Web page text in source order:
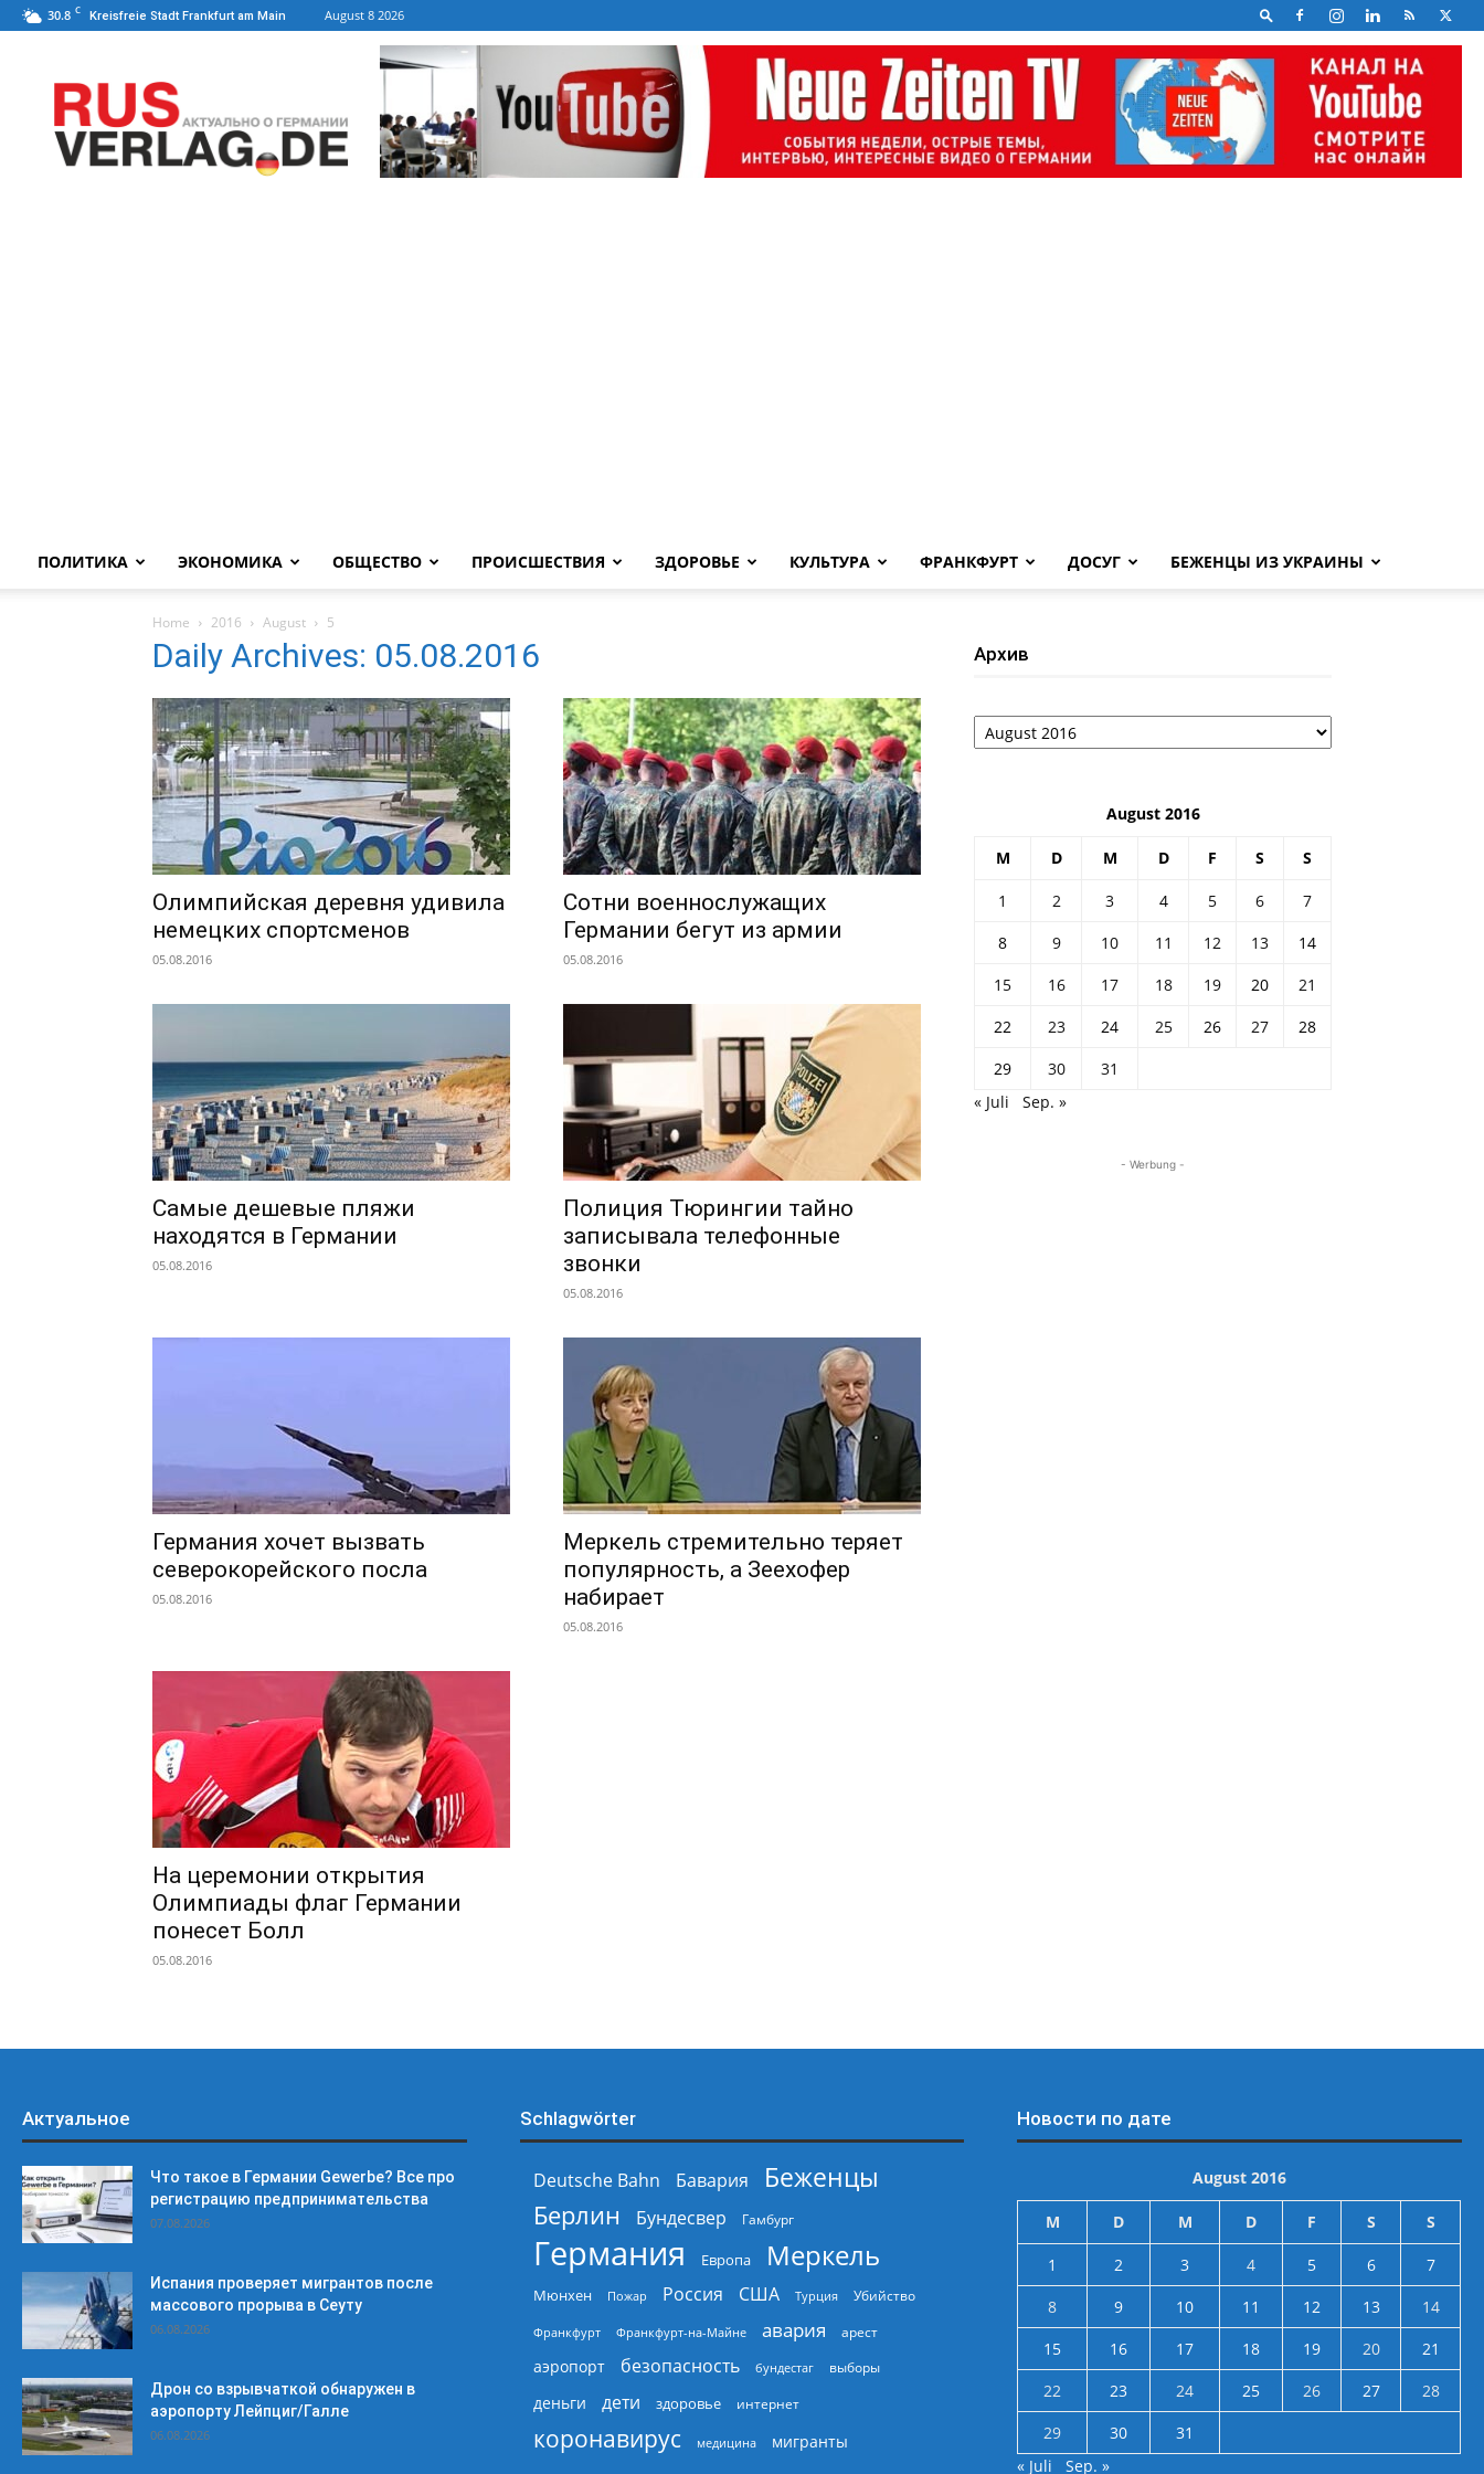
30.8 C Kreisfreie Stadt Frankfurt am Main August 8 2026
ПОЛИТИКА ЭКОНОМИКА ОБЩЕСТВО ПРОИСШЕСТВИЯ ЗДОРОВЬЕ КУЛЬТУРА ФРАНКФУРТ ДОСУГ БЕЖЕНЦЫ ИЗ УКРАИНЫ
Home 2016 August 5
Daily Archives: 05.08.2016
Олимпийская деревня удивила
немецких спортсменов
05.08.2016
Сотни военнослужащих
Германии бегут из армии
05.08.2016
Самые дешевые пляжи
находятся в Германии
05.08.2016
Полиция Тюрингии тайно
записывала телефонные
звонки
05.08.2016
Германия хочет вызвать
северокорейского посла
05.08.2016
Меркель стремительно теряет
популярность, а Зеехофер
набирает
05.08.2016
На церемонии открытия
Олимпиады флаг Германии
понесет Болл
05.08.2016
Архив
Архив
August 2016
M D M D F S S
1 2 3 4 5 6
7
8
9 10 11 12 13
14
15
16 17 18 19 20
21
22
23 24 25 26 27
28
29
30
31
« Juli
Sep. »
- Werbung -
Актуальное
Что такое в Германии Gewerbe? Все про
регистрацию предпринимательства
07.08.2026
Испания проверяет мигрантов после
массового прорыва в Сеуту
06.08.2026
Дрон со взрывчаткой обнаружен в
аэропорту Лейпциг/Галле
06.08.2026
Schlagwörter
Deutsche Bahn Бавария
Беженцы
Берлин
Бундесвер Гамбург
Германия Европа Меркель
Мюнхен Пожар Россия США Турция Убийство
Франкфурт Франкфурт-на-Майне авария арест
аэропорт безопасность бундестаг выборы
деньги дети здоровье интернет
коронавирус медицина
мигранты
Новости по дате
August 2016
M D M D F S S
1 2 3 4 5 6
7
8
9 10 11 12 13
14
15
16 17 18 19 20
21
22
23 24 25 26 27
28
29
30
31
« Juli
Sep. »